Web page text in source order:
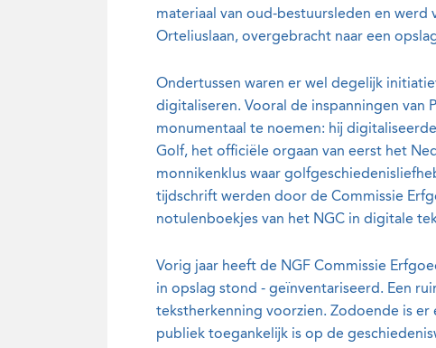
materiaal van oud-bestuursleden en werd
Orteliuslaan, overgebracht naar een
Ondertussen waren er wel degelijk
digitaliseren. Vooral de inspanningen van
monumentaal te noemen: hij
Golf, het officiële orgaan van eerst het
monnikenklus waar
tijdschrift werden door de Commissie
notulenboekjes van het NGC in digitale
Vorig jaar heeft de NGF Commissie
in opslag stond - geïnventariseerd. Een
tekstherkenning voorzien. Zodoende is
publiek toegankelijk is op de